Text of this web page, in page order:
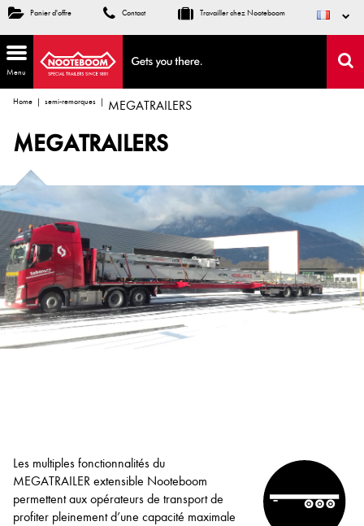
Panier d'offre Contact Travailler chez Nooteboom
Menu
Home semi-remorques MEGATRAILERS
MEGATRAILERS
Les multiples fonctionnalités du
MEGATRAILER extensible Nooteboom
permettent aux opérateurs de transport de
profiter pleinement d’une capacité maximale